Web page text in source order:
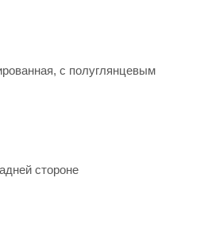
с полуглянцевым
стороне